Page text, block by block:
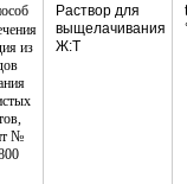
Раствор для
выщелачивания
Ж:Т